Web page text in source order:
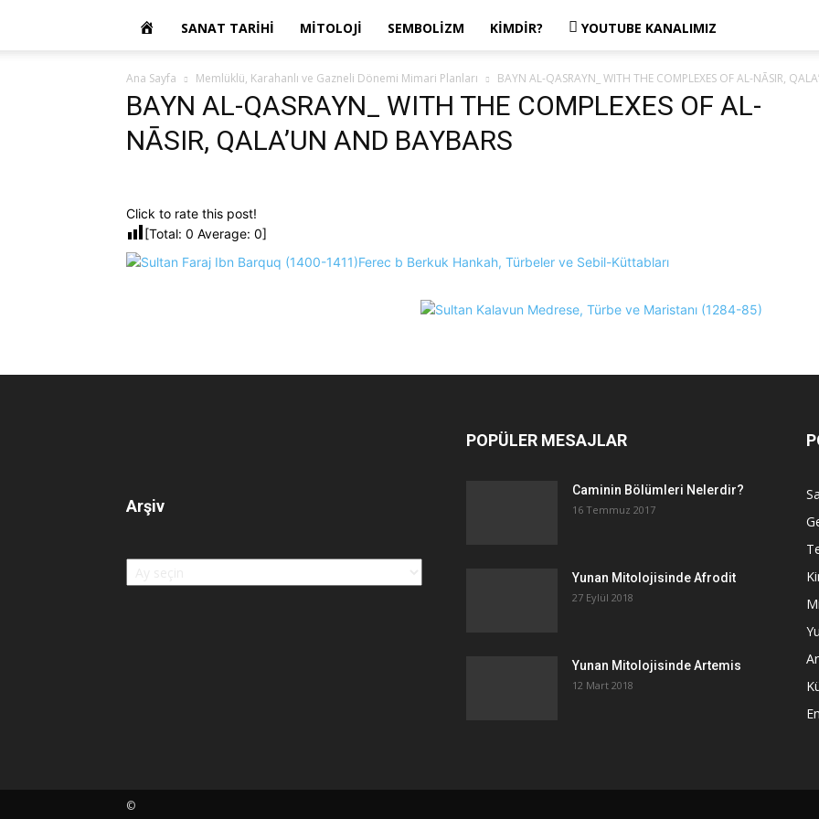
OKUR
YAZARIM
SANAT TARIHI MITOLOJI SEMBOLIZM KIMDIR? YOUTUBE KANALIMIZ
Ana Sayfa Memlüklü, Karahanlı ve Gazneli Dönemi Mimari Planları BAYN AL-QASRAYN_ WITH THE COMPLEXES OF AL-NĀSIR,
BAYN AL-QASRAYN_ WITH THE COMPLEXES OF AL-
NĀSIR, QALA’UN AND BAYBARS
Click to rate this post!
[Total: 0 Average: 0]
Arşiv
Arşiv
POPÜLER MESAJLAR
Caminin Bölümleri Nelerdir?
16 Temmuz 2017
Yunan Mitolojisinde Afrodit
27 Eylül 2018
Yunan Mitolojisinde Artemis
12 Mart 2018
©